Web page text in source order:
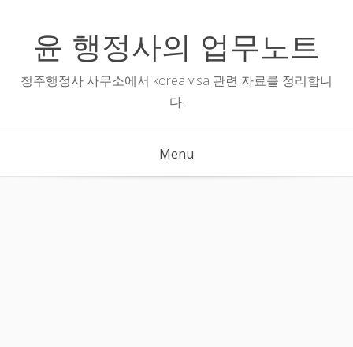
content윤 행정사의 업무노트
청주행정사 사무소에서 korea visa 관련 자료를 정리합니
다.
Menu